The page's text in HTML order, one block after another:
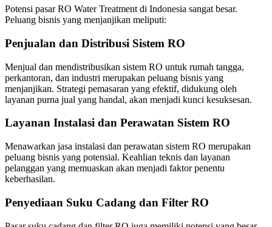
Potensi pasar RO Water Treatment di Indonesia sangat besar.
Peluang bisnis yang menjanjikan meliputi:
Penjualan dan Distribusi Sistem RO
Menjual dan mendistribusikan sistem RO untuk rumah tangga,
perkantoran, dan industri merupakan peluang bisnis yang
menjanjikan. Strategi pemasaran yang efektif, didukung oleh
layanan purna jual yang handal, akan menjadi kunci kesuksesan.
Layanan Instalasi dan Perawatan Sistem RO
Menawarkan jasa instalasi dan perawatan sistem RO merupakan
peluang bisnis yang potensial. Keahlian teknis dan layanan
pelanggan yang memuaskan akan menjadi faktor penentu
keberhasilan.
Penyediaan Suku Cadang dan Filter RO